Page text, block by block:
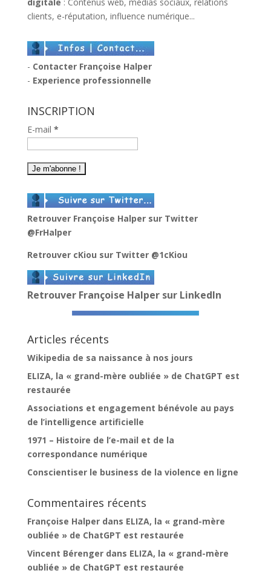
digitale : Contenus web, médias sociaux, relations
clients, e-réputation, influence numérique...
- Contacter Françoise Halper
- Experience professionnelle
INSCRIPTION
E-mail *
Retrouver Françoise Halper sur Twitter
@FrHalper
Retrouver cKiou sur Twitter @1cKiou
Retrouver Françoise Halper sur LinkedIn
Articles récents
Wikipedia de sa naissance à nos jours
ELIZA, la « grand-mère oubliée » de ChatGPT est
restaurée
Associations et engagement bénévole au pays
de l’intelligence artificielle
1971 – Histoire de l’e-mail et de la
correspondance numérique
Conscientiser le business de la violence en ligne
Commentaires récents
Françoise Halperdans ELIZA, la « grand-mère
oubliée » de ChatGPT est restaurée
Vincent Bérengerdans ELIZA, la « grand-mère
oubliée » de ChatGPT est restaurée